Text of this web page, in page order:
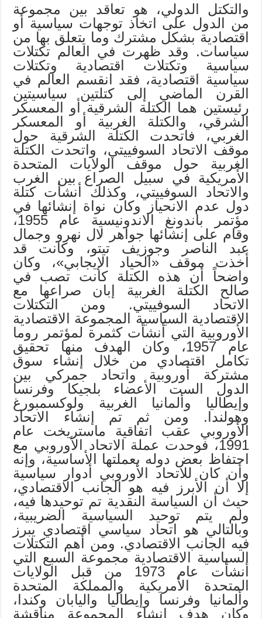
والتكتل الدولي، هو تعاقد بين مجموعة
من الدول على اتخاذ توجهات سياسية أو
اقتصادية بشكل مشترك وما يتعلق بها من
سياسات. وقد ظهرت في العالم تكتلات
سياسية وتكتلات اقتصادية وتكتلات
سياسية اقتصادية، فقد انقسم العالم في
القرن الماضي إلى كتلتين سياسيتين
رئيستين هما الكتلة الشرقية أو المعسكر
الشرقي، والكتلة الغربية أو المعسكر
الغربي، فاتحدت الكتلة الشرقية حول
موقف الاتحاد السوفييتي، واتحدت الكتلة
الغربية حول موقف الولايات المتحدة
الأمريكية في سبيل الصراع بين الغرب
والاتحاد السوفييتي، وكذلك أنشأت كتلة
دول عدم الانحياز وكان نواة إنشائها في
مؤتمر باندونغ الاندونيسية عام 1955،
وقام على إنشائها جواهر لال نهرو وجمال
عبد الناصر وجوزيف تيتو، وكانت قد
أخذت موقف «الحياد الإيجابي»، وكان
واضحاً أن هذه الكتلة كانت تصب في
صالح الكتلة الغربية إبان صراعها مع
الاتحاد السوفييتي. ومن التكتلات
الاقتصادية السياسية المجموعة الاقتصادية
الأوروبية التي أنشأت كثمرة لمؤتمر روما
عام 1957، وكان الهدف منها تحقيق
تكامل اقتصادي من خلال إنشاء سوق
مشتركة أوروبية واتحاد جمركي بين
الدول الست الأعضاء بلجيكا وفرنسا
وإيطاليا وألمانيا الغربية ولوكسمبورغ
وهولندا. ومن ثم تم إنشاء الاتحاد
الأوروبي عقب اتفاقية ماستريخت عام
1991، فوحدت عملة الاتحاد الأوروبي مع
احتفاظ بعض دوله بعملتها الأساسية، وإنه
وأن كان للاتحاد الأوروبي أدوار سياسية
إلا أن الأبرز فيه هو الجانب الاقتصادي،
حيث أن السياسة النقدية تم توحيدها فيه،
ولم يتم توحيد السياسية الضريبية،
وبالتالي هو اتحاد سياسي اقتصادي يبرز
فيه الجانب الاقتصادي. ومن أهم التكتلات
السياسية الاقتصادية مجموعة السبع التي
أنشأت عام 1973 من قبل الولايات
المتحدة الأمريكية والمملكة المتحدة
وألمانيا وفرنسا وإيطاليا واليابان وكندا،
وكان هدف إنشاء المجموعة مناقشة